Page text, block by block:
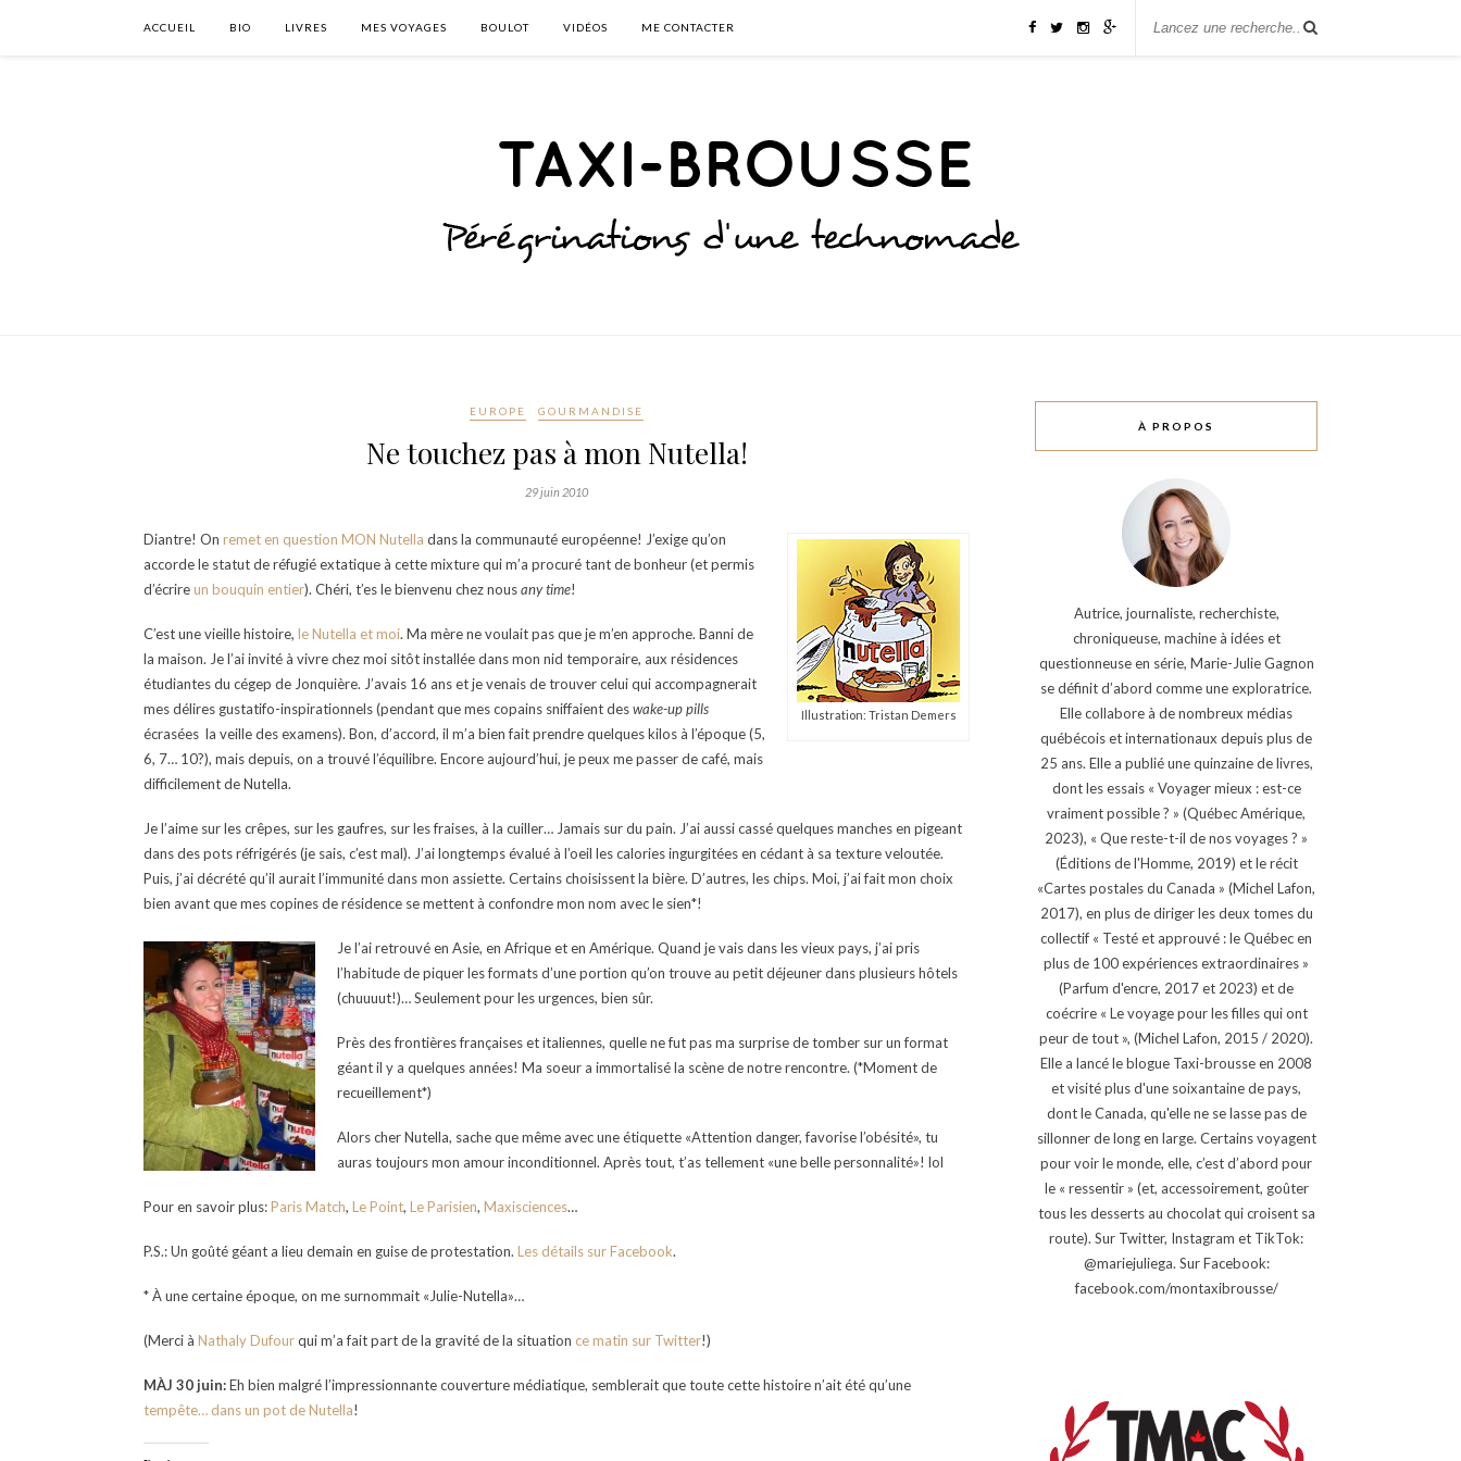
ACCUEIL BIO LIVRES MES VOYAGES BOULOT VIDÉOS ME CONTACTER
EUROPE GOURMANDISE
Ne touchez pas à mon Nutella!
29 juin 2010
Illustration: Tristan Demers
Diantre! On remet en question MON Nutella dans la communauté européenne! J’exige qu’on
accorde le statut de réfugié extatique à cette mixture qui m’a procuré tant de bonheur (et permis
d’écrireun bouquin entier). Chéri, t’es le bienvenu chez nousany time!
C’est une vieille histoire, le Nutella et moi. Ma mère ne voulait pas que je m’en approche. Banni de
la maison. Je l’ai invité à vivre chez moi sitôt installée dans mon nid temporaire, aux résidences
étudiantes du cégep de Jonquière. J’avais 16 ans et je venais de trouver celui qui accompagnerait
mes délires gustatifo-inspirationnels (pendant que mes copains sniffaient deswake-up pills
écrasées la veille des examens). Bon, d’accord, il m’a bien fait prendre quelques kilos à l’époque (5,
6, 7… 10?), mais depuis, on a trouvé l’équilibre. Encore aujourd’hui, je peux me passer de café, mais
difficilement de Nutella.
Je l’aime sur les crêpes, sur les gaufres, sur les fraises, à la cuiller… Jamais sur du pain. J’ai aussi cassé quelques manches en pigeant
dans des pots réfrigérés (je sais, c’est mal). J’ai longtemps évalué à l’oeil les calories ingurgitées en cédant à sa texture veloutée.
Puis, j’ai décrété qu’il aurait l’immunité dans mon assiette. Certains choisissent la bière. D’autres, les chips. Moi, j’ai fait mon choix
bien avant que mes copines de résidence se mettent à confondre mon nom avec le sien*!
Je l’ai retrouvé en Asie, en Afrique et en Amérique. Quand je vais dans les vieux pays, j’ai pris
l’habitude de piquer les formats d’une portion qu’on trouve au petit déjeuner dans plusieurs hôtels
(chuuuut!)… Seulement pour les urgences, bien sûr.
Près des frontières françaises et italiennes, quelle ne fut pas ma surprise de tomber sur un format
géant il y a quelques années! Ma soeur a immortalisé la scène de notre rencontre. (*Moment de
recueillement*)
Alors cher Nutella, sache que même avec une étiquette «Attention danger, favorise l’obésité», tu
auras toujours mon amour inconditionnel. Après tout, t’as tellement «une belle personnalité»! lol
Pour en savoir plus:Paris Match, Le Point, Le Parisien, Maxisciences…
P.S.: Un goûté géant a lieu demain en guise de protestation. Les détails sur Facebook.
* À une certaine époque, on me surnommait «Julie-Nutella»…
(Merci à Nathaly Dufourqui m’a fait part de la gravité de la situation ce matin sur Twitter!)
MÀJ 30 juin:Eh bien malgré l’impressionnante couverture médiatique, semblerait que toute cette histoire n’ait été qu’une
tempête… dans un pot de Nutella!
À PROPOS
Autrice, journaliste, recherchiste,
chroniqueuse, machine à idées et
questionneuse en série, Marie-Julie Gagnon
se définit d’abord comme une exploratrice.
Elle collabore à de nombreux médias
québécois et internationaux depuis plus de
25 ans. Elle a publié une quinzaine de livres,
dont les essais « Voyager mieux : est-ce
vraiment possible ? » (Québec Amérique,
2023), « Que reste-t-il de nos voyages ? »
(Éditions de l'Homme, 2019) et le récit
«Cartes postales du Canada » (Michel Lafon,
2017), en plus de diriger les deux tomes du
collectif « Testé et approuvé : le Québec en
plus de 100 expériences extraordinaires »
(Parfum d'encre, 2017 et 2023) et de
coécrire « Le voyage pour les filles qui ont
peur de tout », (Michel Lafon, 2015 / 2020).
Elle a lancé le blogue Taxi-brousse en 2008
et visité plus d'une soixantaine de pays,
dont le Canada, qu'elle ne se lasse pas de
sillonner de long en large. Certains voyagent
pour voir le monde, elle, c’est d’abord pour
le « ressentir » (et, accessoirement, goûter
tous les desserts au chocolat qui croisent sa
route). Sur Twitter, Instagram et TikTok:
@mariejuliega. Sur Facebook:
facebook.com/montaxibrousse/